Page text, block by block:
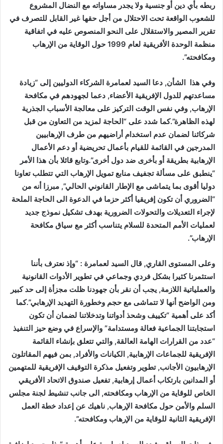
ربطه بأي دين أو جنسية ولا يجدر مساواته مع النضال المشروع
للشعوب الواقعة تحت الاحتلال من أجل حقها غير القابل للتصرف في
تقرير المصير والاستقلال على النحو المنصوص عليه في اتفاقية
منظمة الوحدة الأفريقية لعام 1999 حول الوقاية من الإرهاب
ومكافحته”.
وفي هذا الشأن, دعا السيد لعمامرة الشركاء الدوليين إلى “زيادة
مساعدتهم للدول الإفريقية الأعضاء, دعما لجهودهم في مكافحة
الإرهاب, وفي نفس الوقت التركيز على معالجة الأسباب الجذرية
لهذه الظاهرة”.كما شدد على “الحاجة لمزيد من التعاون من قبل
شركائنا لضمان عدم استخدام أراضيهم من طرف الإرهابيين
المدرجين في القائمة للقيام بأعمال تحريضية أو دعم الأعمال
الإرهابية بطريقة أو بأخرى ضد دول أخرى”.وتابع قائلا بأن هذا الأمر
“ينطبق على مسألة تجفيف منابع تمويل الإرهاب التي تتطلب تعاونا
دوليا أقوى بما يتماشى مع الإطار القانوني الحالي”, مبرزا أنه من
“الضروري أن تكون إفريقيا أكثر حزما في الدعوة الى الحاجة الملحة
لإجراء التعديلات والتحولات الضرورية بهدف تشكيل نموذج جديد
لعمليات الأمم المتحدة للسلام يتناسب أكثر مع سياق مكافحة
الإرهاب”.
وعلى المستوى القاري, قال السيد لعمامرة : “وإذ نعترف بأننا
استثمرنا كثيرا بشكل فردي وجماعي في تطوير الأدوات القانونية
والعملياتية اللازمة, يجب أن نقر بأن جهودنا ظلت مجزأة إلى حد كبير
ومن الواضح أنها لا تتماشى مع حجم وخطورة التهديد الإرهابي”.كما
أكد على أهمية “تكييف وشحذ أدواتنا وتدخلاتنا لضمان أن تكون
استجابتنا الجماعية فعالة ومستدامة” والإسراع في وضع حيز التنفيذ
“عدد من القرارات الهامة العالقة, والتي تتعلق بإنشاء القائمة
الإفريقية للجماعات الإرهابية, الكيانات والأفراد, بمن فيهم المقاتلون
الإرهابيون الأجانب, تطوير وتفعيل مذكرة التوقيف الإفريقية للمتهمين
أو المدانين بارتكاب أعمال إرهابية, تفعيل صندوق الاتحاد الأفريقي
الخاص للوقاية من الإرهاب ومكافحته, الى جانب تنشيط لجنة مجلس
السلم والأمن حول مكافحة الإرهاب, ناهيك عن إعداد خطة العمل
الإفريقية الثانية للوقاية من الإرهاب ومكافحته”.